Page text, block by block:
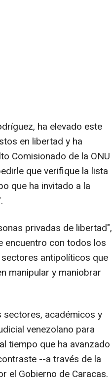
ha elevado este
en libertad y ha
Comisionado de la ONU
que verifique la lista
que ha invitado a la
privadas de libertad",
encuentro con todos los
antipolíticos que
manipular y maniobrar
académicos y
venezolano para
tiempo que ha avanzado
--a través de la
el Gobierno de Caracas.